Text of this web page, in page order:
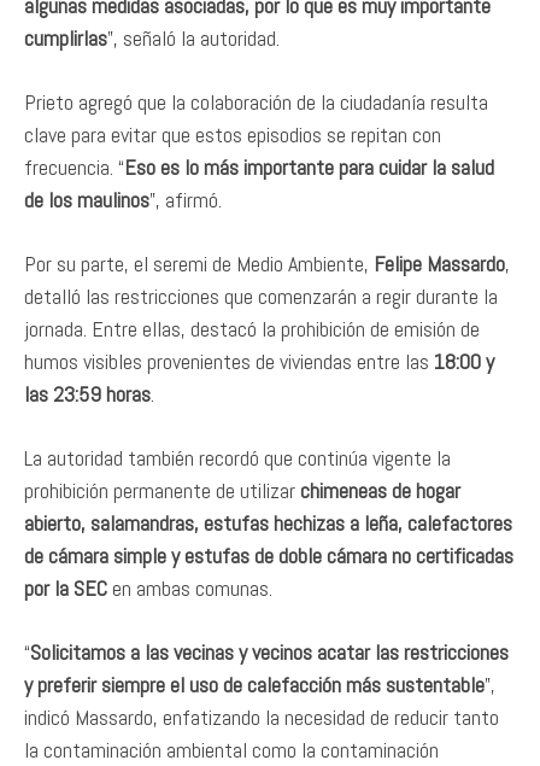
cumplirlas”, señaló la autoridad.
Prieto agregó que la colaboración de la ciudadanía resulta
clave para evitar que estos episodios se repitan con
frecuencia. “Eso es lo más importante para cuidar la salud
de los maulinos”, afirmó.
Por su parte, el seremi de Medio Ambiente, Felipe Massardo,
detalló las restricciones que comenzarán a regir durante la
jornada. Entre ellas, destacó la prohibición de emisión de
humos visibles provenientes de viviendas entre las 18:00 y
las 23:59 horas
La autoridad también recordó que continúa vigente la
prohibición permanente de utilizarchimeneas de hogar
abierto, salamandras, estufas hechizas a leña, calefactores
de cámara simple y estufas de doble cámara no certificadas
por la SECen ambas comunas.
“Solicitamos a las vecinas y vecinos acatar las restricciones
y preferir siempre el uso de calefacción más sustentable”,
indicó Massardo, enfatizando la necesidad de reducir tanto
la contaminación ambiental como la contaminación